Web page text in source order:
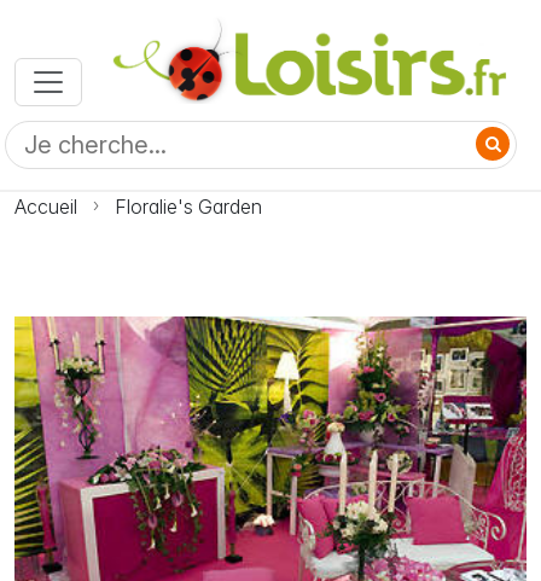
Accueil Floralie's Garden
Photo Floralie's Garden